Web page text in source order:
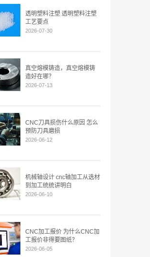
透明塑料注塑 透明塑料注塑
工艺要点
2026-07-30
真空熔模铸造，真空熔模铸
造好在哪？
2026-07-13
CNC刀具损伤什么原因 怎么
预防刀具磨损
2026-06-12
机械轴设计 cnc轴加工从选材
到加工统统讲明白
2026-06-10
CNC加工报价 为什么CNC加
工报价非得要图纸？
2026-06-05